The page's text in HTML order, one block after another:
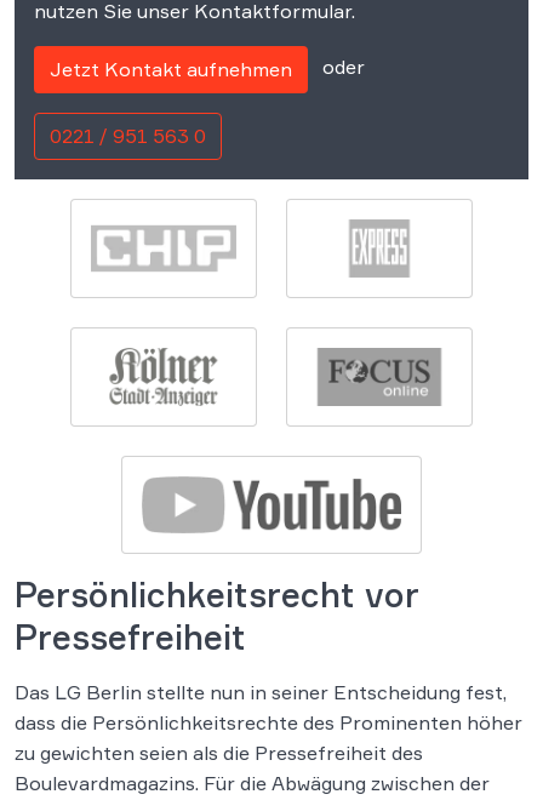
nutzen Sie unser Kontaktformular.
Jetzt Kontakt aufnehmen oder
0221 / 951 563 0
Persönlichkeitsrecht vor
Pressefreiheit
Das LG Berlin stellte nun in seiner Entscheidung fest,
dass die Persönlichkeitsrechte des Prominenten höher
zu gewichten seien als die Pressefreiheit des
Boulevardmagazins. Für die Abwägung zwischen der